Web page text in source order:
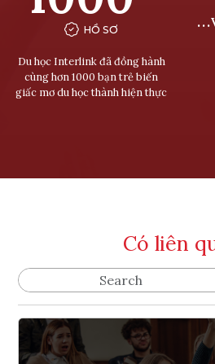
HỒ SƠ
Du học Interlink đã đồng hành
cùng hơn 1000 bạn trẻ biến
giấc mơ du học thành hiện thực
Có liên